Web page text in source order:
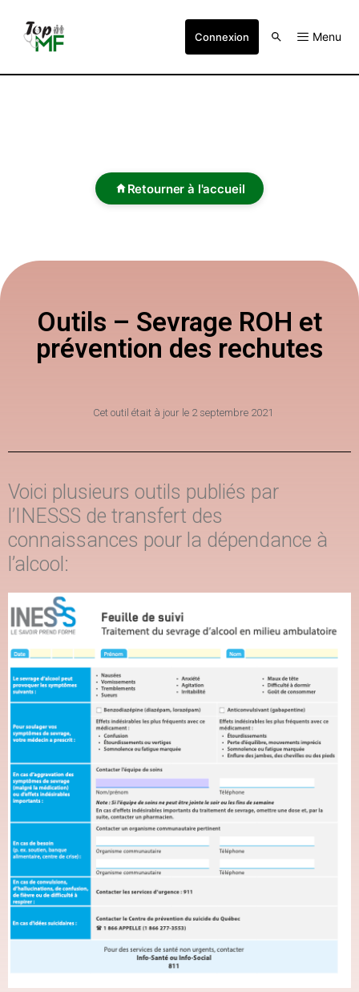
Connexion Menu
Retourner à l'accueil
Outils – Sevrage ROH et
prévention des rechutes
Cet outil était à jour le 2 septembre 2021
Voici plusieurs outils publiés par
l’INESSS de transfert des
connaissances pour la dépendance à
l’alcool: